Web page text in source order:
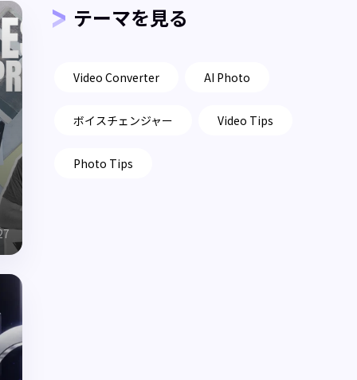
テーマを見る
Video Converter AI Photo
ボイスチェンジャー Video Tips
Photo Tips